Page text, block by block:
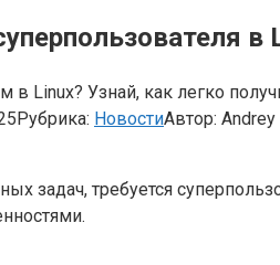
в
в Linux? Узнай, как легко
Рубрика: НовостиАвтор: Andrey
задач, требуется